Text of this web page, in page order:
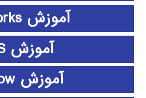
آموزش SolidWorks
آموزش SPSS
آموزش stateflow